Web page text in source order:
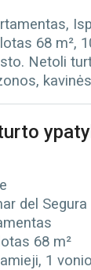
68 m²,
Netoli
del Segura
68 m²
1